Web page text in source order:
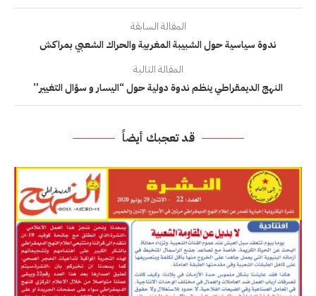
المقالة السابقة
ندوة سياسية حول الشبيبة المغربية والحراك الشعبي بمراكش
المقالة التالية
النهج الديمقراطي ينظم ندوة دولية حول “اليسار و سؤال التغيير”
قد تعجبك أيضاً